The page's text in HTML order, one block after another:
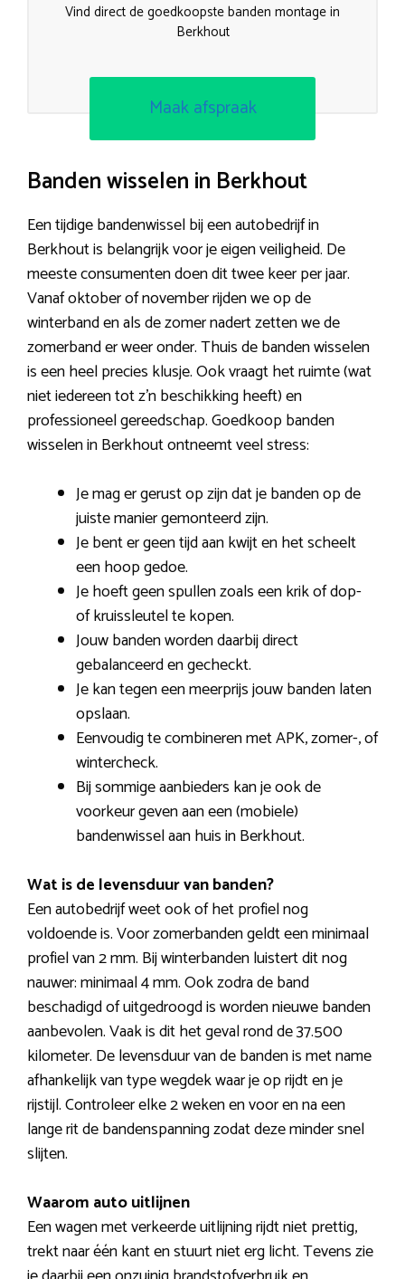
Vind direct de goedkoopste banden montage in
Berkhout
Maak afspraak
Banden wisselen in Berkhout
Een tijdige bandenwissel bij een autobedrijf in
Berkhout is belangrijk voor je eigen veiligheid. De
meeste consumenten doen dit twee keer per jaar.
Vanaf oktober of november rijden we op de
winterband en als de zomer nadert zetten we de
zomerband er weer onder. Thuis de banden wisselen
is een heel precies klusje. Ook vraagt het ruimte (wat
niet iedereen tot z’n beschikking heeft) en
professioneel gereedschap. Goedkoop banden
wisselen in Berkhout ontneemt veel stress:
Je mag er gerust op zijn dat je banden op de
juiste manier gemonteerd zijn.
Je bent er geen tijd aan kwijt en het scheelt
een hoop gedoe.
Je hoeft geen spullen zoals een krik of dop-
of kruissleutel te kopen.
Jouw banden worden daarbij direct
gebalanceerd en gecheckt.
Je kan tegen een meerprijs jouw banden laten
opslaan.
Eenvoudig te combineren met APK, zomer-, of
wintercheck.
Bij sommige aanbieders kan je ook de
voorkeur geven aan een (mobiele)
bandenwissel aan huis in Berkhout.
Wat is de levensduur van banden?
Een autobedrijf weet ook of het profiel nog
voldoende is. Voor zomerbanden geldt een minimaal
profiel van 2 mm. Bij winterbanden luistert dit nog
nauwer: minimaal 4 mm. Ook zodra de band
beschadigd of uitgedroogd is worden nieuwe banden
aanbevolen. Vaak is dit het geval rond de 37.500
kilometer. De levensduur van de banden is met name
afhankelijk van type wegdek waar je op rijdt en je
rijstijl. Controleer elke 2 weken en voor en na een
lange rit de bandenspanning zodat deze minder snel
slijten.
Waarom auto uitlijnen
Een wagen met verkeerde uitlijning rijdt niet prettig,
trekt naar één kant en stuurt niet erg licht. Tevens zie